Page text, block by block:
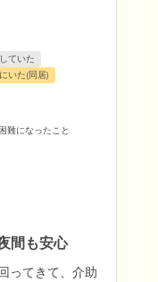
ていた
いた(同居)
難になったこと
間も安心
ってきて、介助